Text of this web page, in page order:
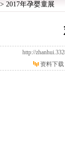
2017年孕婴童展
http://
资料下载